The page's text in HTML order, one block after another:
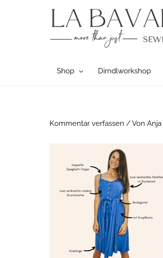
Shop Dirndlworkshop
Kommentar verfassen / Von Anja
Post